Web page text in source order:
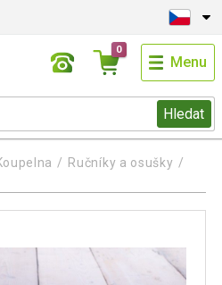
Hledat
0
Menu
Ručníky a osušky